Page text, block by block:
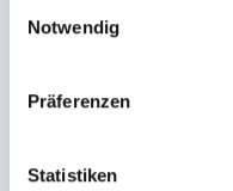
Notwendig
Präferenzen
Statistiken